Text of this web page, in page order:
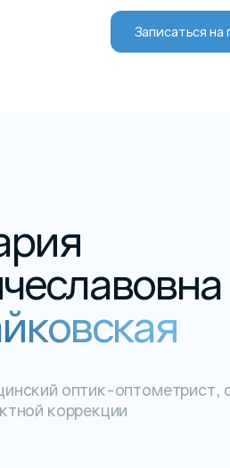
Записаться на
оптик-оптометрист,
коррекции